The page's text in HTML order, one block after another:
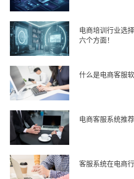
电商培训行业选
六个方面！
什么是电商客服
电商客服系统推荐
客服系统在电商